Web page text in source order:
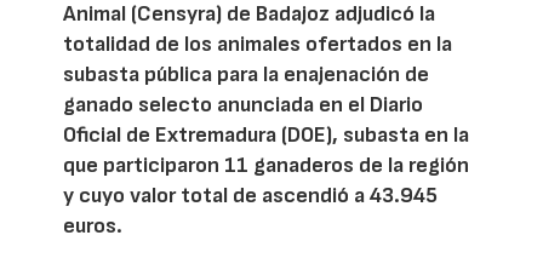
Animal (Censyra) de Badajoz adjudicó la
totalidad de los animales ofertados en la
subasta pública para la enajenación de
ganado selecto anunciada en el Diario
Oficial de Extremadura (DOE), subasta en la
que participaron 11 ganaderos de la región
y cuyo valor total de ascendió a 43.945
euros.